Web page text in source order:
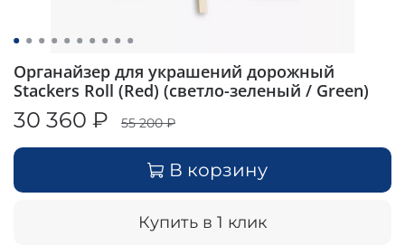
Органайзер для украшений дорожный
Stackers Roll (Red) (светло-зеленый / Green)
30 360 ₽ 55 200 ₽
В корзину
Купить в 1 клик